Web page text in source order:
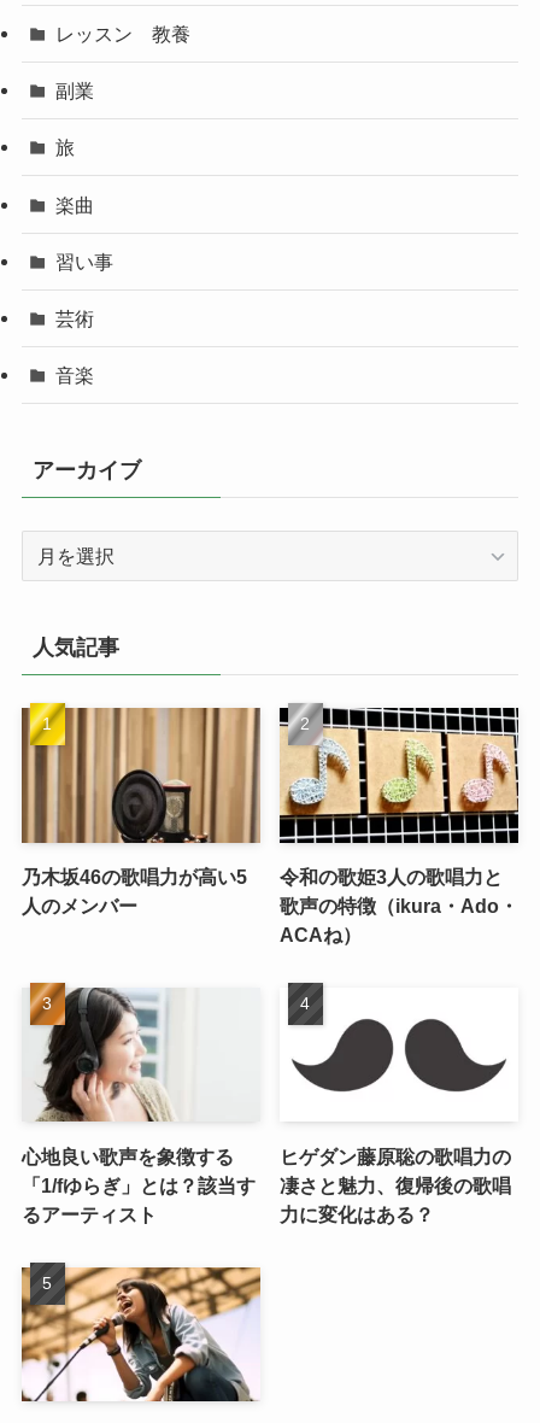
レッスン 教養
副業
旅
楽曲
習い事
芸術
音楽
アーカイブ
ブ
人気記事
乃木坂46の歌唱力が高い5
人のメンバー
令和の歌姫3人の歌唱力と
歌声の特徴（ikura・Ado・
ACAね）
心地良い歌声を象徴する
「1/fゆらぎ」とは？該当す
るアーティスト
ヒゲダン藤原聡の歌唱力の
凄さと魅力、復帰後の歌唱
力に変化はある？